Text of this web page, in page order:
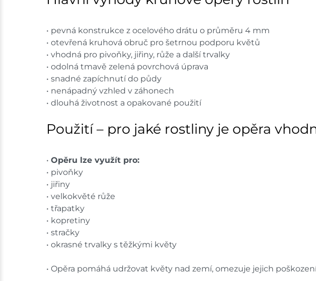
• pevná konstrukce z ocelového drátu o průměru 4 mm
• otevřená kruhová obruč pro šetrnou podporu květů
• vhodná pro pivoňky, jiřiny, růže a další trvalky
• odolná tmavě zelená povrchová úprava
• snadné zapíchnutí do půdy
• nenápadný vzhled v záhonech
• dlouhá životnost a opakované použití
Použití – pro jaké rostliny je opěra
• Opěru lze využít pro:
• pivoňky
• jiřiny
• velkokvěté růže
• třapatky
• kopretiny
• stračky
• okrasné trvalky s těžkými květy
• Opěra pomáhá udržovat květy nad zemí, omezuje jejich